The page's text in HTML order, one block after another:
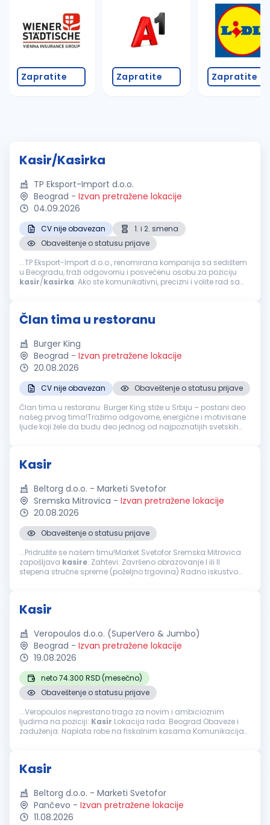
Zapratite Zapratite Zapratite
Kasir/Kasirka
TP Eksport-Import d.o.o.
Beograd - Izvan pretražene lokacije
04.09.2026
CV nije obavezan
1. i 2. smena
Obaveštenje o statusu prijave
...TP Eksport-Import d.o.o., renomirana kompanija sa sedištem
u Beogradu, traži odgovornu i posvećenu osobu za poziciju
kasir/kasirka. Ako ste komunikativni, precizni i volite rad sa
Član tima u restoranu
Burger King
Beograd - Izvan pretražene lokacije
20.08.2026
CV nije obavezan
Obaveštenje o statusu prijave
Član tima u restoranu Burger King stiže u Srbiju – postani deo
našeg prvog tima!Tražimo odgovorne, energične i motivisane
ljude koji žele da budu deo jednog od najpoznatijih svetskih
Kasir
Beltorg d.o.o. - Marketi Svetofor
Sremska Mitrovica - Izvan pretražene lokacije
20.08.2026
Obaveštenje o statusu prijave
...Pridružite se našem timu!Market Svetofor Sremska Mitrovica
zapošljava kasire. Zahtevi: Završeno obrazovanje I ili II
stepena stručne spreme (poželjno trgovina) Radno iskustvo
Kasir
Veropoulos d.o.o. (SuperVero & Jumbo)
Beograd - Izvan pretražene lokacije
19.08.2026
neto 74.300 RSD (mesečno)
Obaveštenje o statusu prijave
...Veropoulos neprestano traga za novim i ambicioznim
ljudima na poziciji: Kasir Lokacija rada: Beograd Obaveze i
zaduženja: Naplata robe na fiskalnim kasama Komunikacija
Kasir
Beltorg d.o.o. - Marketi Svetofor
Pančevo - Izvan pretražene lokacije
11.08.2026